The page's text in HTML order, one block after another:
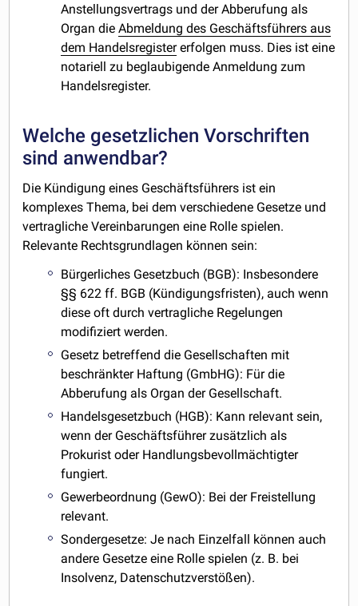
Anstellungsvertrags und der Abberufung als
Organ dieAbmeldung des Geschäftsführers aus
dem Handelsregistererfolgen muss. Dies ist eine
notariell zu beglaubigende Anmeldung zum
Handelsregister.
Welche gesetzlichen Vorschriften
sind anwendbar?
Die Kündigung eines Geschäftsführers ist ein
komplexes Thema, bei dem verschiedene Gesetze und
vertragliche Vereinbarungen eine Rolle spielen.
Relevante Rechtsgrundlagen können sein:
Bürgerliches Gesetzbuch (BGB): Insbesondere
§§ 622 ff. BGB (Kündigungsfristen), auch wenn
diese oft durch vertragliche Regelungen
modifiziert werden.
Gesetz betreffend die Gesellschaften mit
beschränkter Haftung (GmbHG): Für die
Abberufung als Organ der Gesellschaft.
Handelsgesetzbuch (HGB): Kann relevant sein,
wenn der Geschäftsführer zusätzlich als
Prokurist oder Handlungsbevollmächtigter
fungiert.
Gewerbeordnung (GewO): Bei der Freistellung
relevant.
Sondergesetze: Je nach Einzelfall können auch
andere Gesetze eine Rolle spielen (z. B. bei
Insolvenz, Datenschutzverstößen).